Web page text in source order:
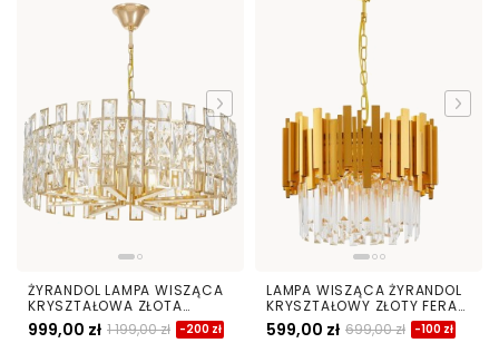
ŻYRANDOL LAMPA WISZĄCA
KRYSZTAŁOWA ZŁOTA
FIORINA D60
999,00 zł 1 199,00 zł -200 zł
LAMPA WISZĄCA ŻYRANDOL
KRYSZTAŁOWY ZŁOTY FERA
D40
599,00 zł 699,00 zł -100 zł